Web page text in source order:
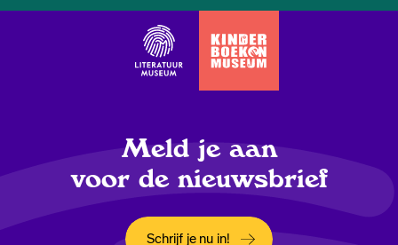
Meld je aan
voor de nieuwsbrief
Schrijf je nu in!